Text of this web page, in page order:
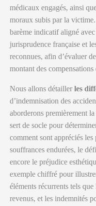
médicaux engagés, ainsi
moraux subis par la
barème indicatif aligné
jurisprudence française et
reconnues, afin d’évaluer
montant des compensations
Nous allons détailler les
d’indemnisation des
aborderons premièrement
sert de socle pour
comment sont appréciés
souffrances endurées, le
encore le préjudice
exemple chiffré pour
éléments récurrents tels
revenus, et les indemnités